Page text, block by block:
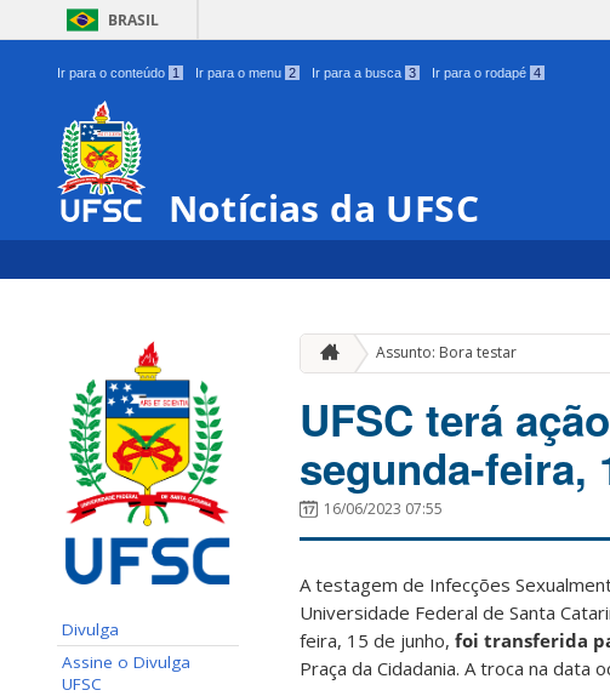
BRASIL
Ir para o conteúdo 1 Ir para o menu 2 Ir para a busca 3 Ir para o rodapé 4
Notícias da UFSC
Divulga
Assine o Divulga
UFSC
Assunto: Bora testar
UFSC terá
segunda-feira,
16/06/2023 07:55
A testagem de Infecções
Universidade Federal de Santa
feira, 15 de junho, foi transferida
Praça da Cidadania. A troca na data